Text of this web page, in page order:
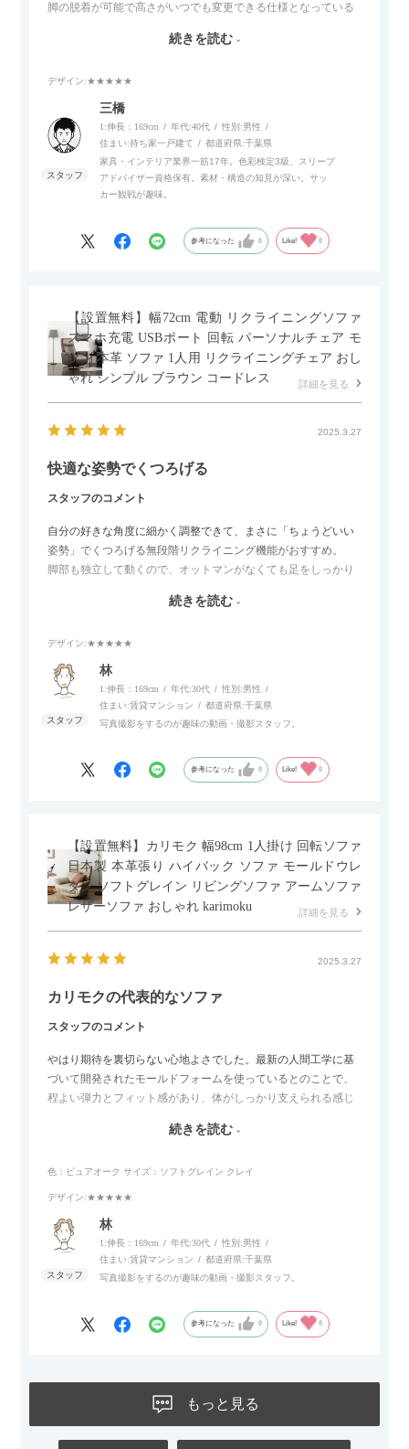
脚の脱着が可能で高さがいつでも変更できる仕様となっている
また、補助テーブルとして使用可能なスライドテーブルや収納
内部にもプリンターなどが置けるスライド棚板がついているの
でテレビ台以外にもオフィスなどでの収納家具やリビングでの
サイドボードとして多目的な用途に対応しています。
また、扉は横方向へのスライド式となっているので開閉時のス
ペースを最小限に抑えられ、省スペースでご利用いただけるの
続きを読む
デザイン:★★★★★
三橋
1:伸長：169cm 年代:40代 性別:男性
住まい:持ち家一戸建て 都道府県:千葉県
家具・インテリア業界一筋17年。色彩検定3級、スリープ
アドバイザー資格保有。素材・構造の知見が深い。サッ
カー観戦が趣味。
参考になった 0 Like! 0
【設置無料】幅72cm 電動 リクライニングソファ
スマホ充電 USBポート 回転 パーソナルチェア モ
ダン 本革 ソファ 1人用 リクライニングチェア おし
ゃれ シンプル ブラウン コードレス
詳細を見る
2025.3.27
快適な姿勢でくつろげる
スタッフのコメント
自分の好きな角度に細かく調整できて、まさに「ちょうどいい
姿勢」でくつろげる無段階リクライニング機能がおすすめ。
脚部も独立して動くので、オットマンがなくても足をしっかり
スマホやタブレットを充電しながらリラックスできるのが嬉し
個人的にはコードレス＆充電式なので、コンセントの場所を気
にせず、好きな場所に置けるのが画期的に感じました。
続きを読む
デザイン:★★★★★
林
1:伸長：169cm 年代:30代 性別:男性
住まい:賃貸マンション 都道府県:千葉県
写真撮影をするのが趣味の動画・撮影スタッフ。
参考になった 0 Like! 0
【設置無料】カリモク 幅98cm 1人掛け 回転ソファ
日本製 本革張り ハイバック ソファ モールドウレ
タン ソフトグレイン リビングソファ アームソファ
レザーソファ おしゃれ karimoku
詳細を見る
2025.3.27
カリモクの代表的なソファ
スタッフのコメント
やはり期待を裏切らない心地よさでした。最新の人間工学に基
づいて開発されたモールドフォームを使っているとのことで、
程よい弾力とフィット感があり、体がしっかり支えられる感じ
リラックスタイムによさそうでした。回転タイプなので、個人
す。
続きを読む
色：ピュアオーク サイズ：ソフトグレイン クレイ
デザイン:★★★★★
林
1:伸長：169cm 年代:30代 性別:男性
住まい:賃貸マンション 都道府県:千葉県
写真撮影をするのが趣味の動画・撮影スタッフ。
参考になった 0 Like! 0
もっと見る